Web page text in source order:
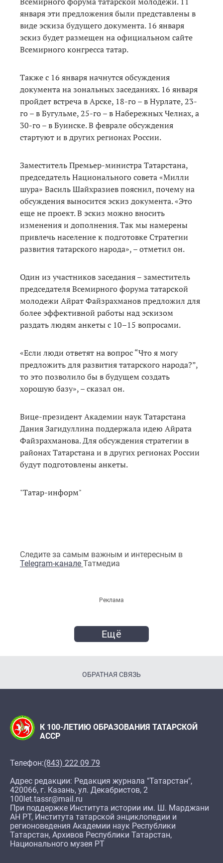
января эти предложения были представлены в
виде эскиза будущего документа. 16 января
эскиз будет размещен на официальном сайте
Всемирного конгресса татар.
Также с 16 января начнутся обсуждения
документа на зональных заседаниях. 16 января
пройдет встреча в Арске, 18-го – в Нурлате, 23-
го – в Бугульме, 25-го – в Набережных Челнах, а
30-го – в Буинске. В феврале обсуждения
стартуют и в других регионах России.
Заместитель Премьер-министра Татарстана,
председатель Национального совета «Милли
шура» Василь Шайхразиев пояснил, почему на
обсуждения выносится эскиз документа. «Это
еще не проект. В эскиз можно вносить
изменения и дополнения. Так мы намерены
привлечь население к подготовке Стратегии
развития татарского народа», – отметил он.
Один из участников заседания – заместитель
председателя Всемирного форума татарской
молодежи Айрат Файзрахманов предложил для
более эффективной работы над эскизом
раздать людям анкеты с 10–15 вопросами.
«Если люди ответят на вопрос “Что я могу
предложить для развития татарского народа?”,
то это позволило бы в будущем создать
хорошую базу», – сказал он.
Вице-президент Академии наук Татарстана
Дания Загидуллина поддержала идею Айрата
Файзрахманова. Для обсуждения стратегии в
районах Татарстана и в других регионах России
будут подготовлены анкеты.
"Татар-информ"
Следите за самым важным и интересным в
Telegram-канале Татмедиа
Реклама
Ещё
ОБРАТНАЯ СВЯЗЬ
К 100-ЛЕТИЮ ОБРАЗОВАНИЯ ТАТАРСКОЙ
АССР
Телефон:(843) 222 09 79
Адрес редакции: Редакция журнала "Татарстан",
420066, г. Казань, ул. Декабристов, 2
100let.tassr@mail.ru
При поддержке Института истории им. Ш. Марджани
АН РТ, Института татарской энциклопедии и
регионоведения Академии наук Республики
Татарстан, Архивов Республики Татарстан,
Национального музея РТ